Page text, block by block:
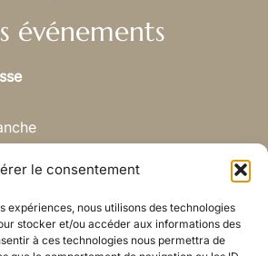
le consentement
expériences, nous utilisons des technologies
stocker et/ou accéder aux informations des
à ces technologies nous permettra de
événements
18h
23h (si respect du voisinage,
être étendue)